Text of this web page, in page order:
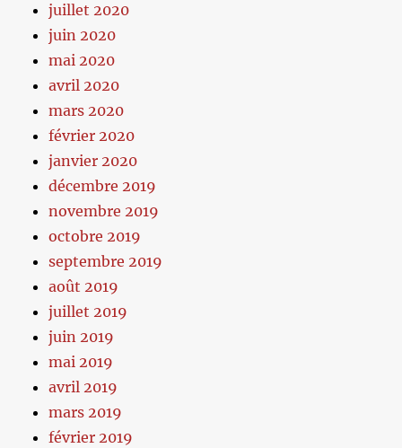
juillet 2020
juin 2020
mai 2020
avril 2020
mars 2020
février 2020
janvier 2020
décembre 2019
novembre 2019
octobre 2019
septembre 2019
août 2019
juillet 2019
juin 2019
mai 2019
avril 2019
mars 2019
février 2019